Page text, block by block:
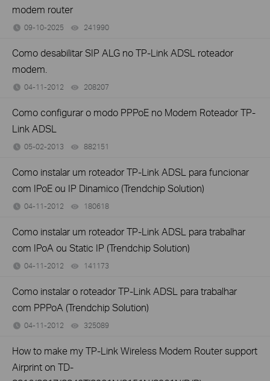
modem router
09-10-2025 241990
Como desabilitar SIP ALG no TP-Link ADSL roteador
modem.
04-11-2012 208207
Como configurar o modo PPPoE no Modem Roteador TP-
Link ADSL
05-02-2013 882151
Como instalar um roteador TP-Link ADSL para funcionar
com IPoE ou IP Dinamico (Trendchip Solution)
04-11-2012 180618
Como instalar um roteador TP-Link ADSL para trabalhar
com IPoA ou Static IP (Trendchip Solution)
04-11-2012 141173
Como instalar o roteador TP-Link ADSL para trabalhar
com PPPoA (Trendchip Solution)
04-11-2012 325089
How to make my TP-Link Wireless Modem Router support
Airprint on TD-